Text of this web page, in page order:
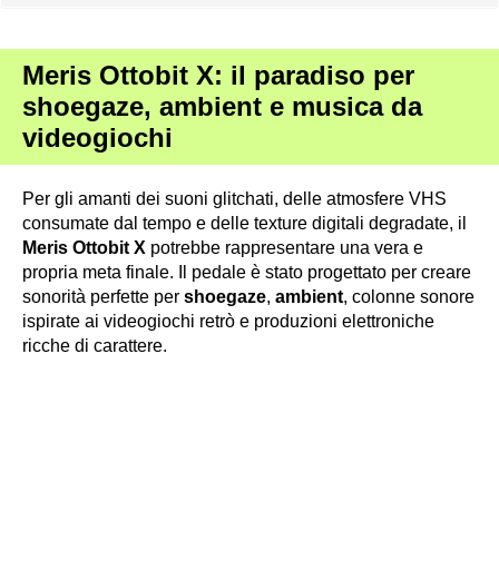
Meris Ottobit X: il paradiso per
shoegaze, ambient e musica da
videogiochi
Per gli amanti dei suoni glitchati, delle atmosfere VHS
consumate dal tempo e delle texture digitali degradate, il
Meris Ottobit X potrebbe rappresentare una vera e
propria meta finale. Il pedale è stato progettato per creare
sonorità perfette per shoegaze, ambient, colonne sonore
ispirate ai videogiochi retrò e produzioni elettroniche
ricche di carattere.